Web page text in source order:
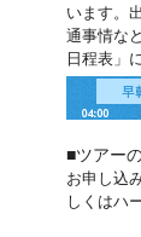
います。
通事情な
日程表」
■ツアー
お申し込
しくはハ